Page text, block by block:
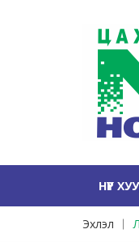
НҮҮР
Эхлэл